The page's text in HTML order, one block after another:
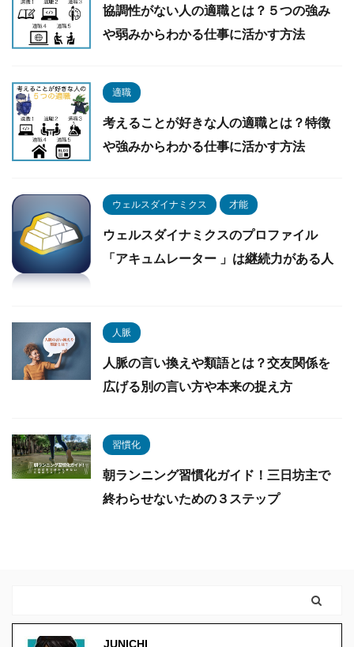
協調性がない人の適職とは？５つの強み
や弱みからわかる仕事に活かす方法
適職
考えることが好きな人の適職とは？特徴
や強みからわかる仕事に活かす方法
ウェルスダイナミクス 才能
ウェルスダイナミクスのプロファイル
「アキュムレーター 」は継続力がある人
人脈
人脈の言い換えや類語とは？交友関係を
広げる別の言い方や本来の捉え方
習慣化
朝ランニング習慣化ガイド！三日坊主で
終わらせないための３ステップ
JUNICHI